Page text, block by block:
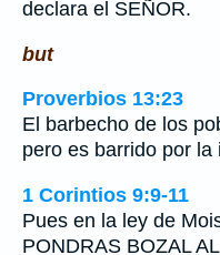
declara el SEÑOR.
but
Proverbios 13:23
El barbecho de los
pero es barrido por la
1 Corintios 9:9-11
Pues en la ley de
PONDRAS BOZAL